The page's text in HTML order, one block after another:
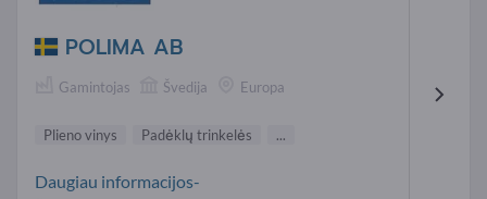
POLIMA AB
Gamintojas Švedija Europa
Plieno vinys Padėklų trinkelės ...
Daugiau informacijos-